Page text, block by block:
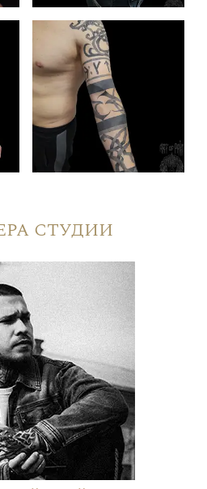
студии